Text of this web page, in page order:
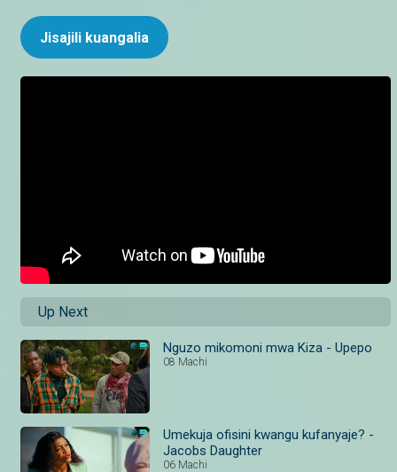
Jisajili kuangalia
Up Next
Nguzo mikomoni mwa Kiza - Upepo
08 Machi
Umekuja ofisini kwangu kufanyaje? -
Jacobs Daughter
06 Machi